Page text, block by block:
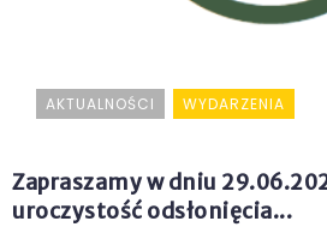
AKTUALNOŚCI WYDARZENIA
Zapraszamy w dniu
uroczystość odsłonięcia...